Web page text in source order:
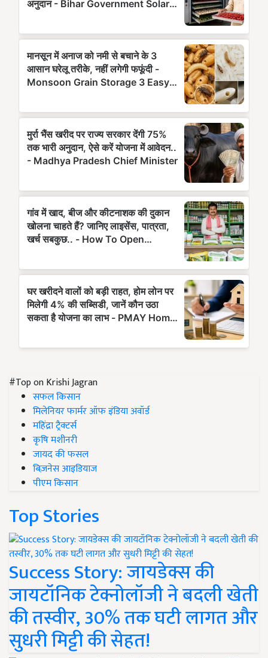
#Top on Krishi Jagran
सफल किसान
मिलेनियर फार्मर ऑफ इंडिया अवॉर्ड
महिंद्रा ट्रैक्टर्स
कृषि मशीनरी
जायद की फसल
बिज़नेस आइडियाज
पीएम किसान
Top Stories
Success Story: जायडेक्स की
जायटॉनिक टेक्नोलॉजी ने बदली खेती
की तस्वीर, 30% तक घटी लागत और
सुधरी मिट्टी की सेहत!